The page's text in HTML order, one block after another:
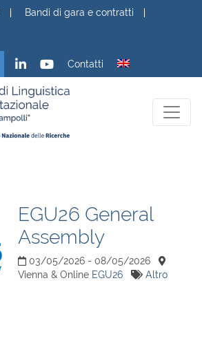
Bandi di gara e contratti
Cerca Contatti
EGU26 General
Assembly
03/05/2026 - 08/05/2026
Vienna & Online EGU26 Altro